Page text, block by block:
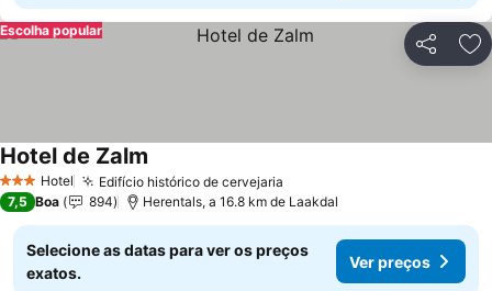
Partilhar
Escolha popular
3 EstrelasHotel Edifício histórico de cervejaria
Hotel de Zalm
7,5 Boa 894 Herentals, a 16.8 km de Laakdal
Selecione as datas para ver os preços
exatos.
Ver preços